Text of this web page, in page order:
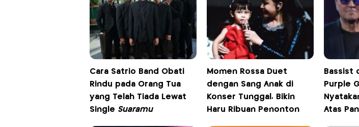
Cara Satrio Band Obati
Rindu pada Orang Tua
yang Telah Tiada Lewat
Single Suaramu
Momen Rossa Duet
dengan Sang Anak di
Konser Tunggal, Bikin
Haru Ribuan Penonton
Bassist
Purple
Atas